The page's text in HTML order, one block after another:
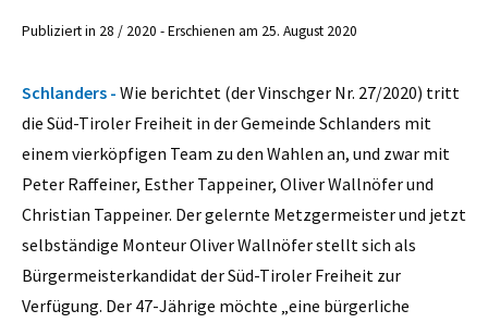
Publiziert in 28 / 2020 - Erschienen am 25. August 2020
Schlanders - Wie berichtet (der Vinschger Nr. 27/2020) tritt
die Süd-Tiroler Freiheit in der Gemeinde Schlanders mit
einem vierköpfigen Team zu den Wahlen an, und zwar mit
Peter Raffeiner, Esther Tappeiner, Oliver Wallnöfer und
Christian Tappeiner. Der gelernte Metzgermeister und jetzt
selbständige Monteur Oliver Wallnöfer stellt sich als
Bürgermeisterkandidat der Süd-Tiroler Freiheit zur
Verfügung. Der 47-Jährige möchte „eine bürgerliche